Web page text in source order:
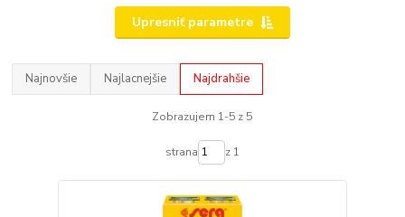
Upresniť parametre
Najnovšie Najlacnejšie Najdrahšie
Zobrazujem 1-5 z 5
strana z 1